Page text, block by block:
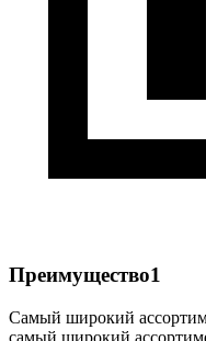
Преимущество1
Самый широкий
самый широкий